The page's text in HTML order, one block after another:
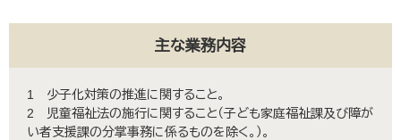
主な業務内容
1 少子化対策の推進に関すること。
2 児童福祉法の施行に関すること（子ども家庭福祉課及び障が
い者支援課の分掌事務に係るものを除く。）。